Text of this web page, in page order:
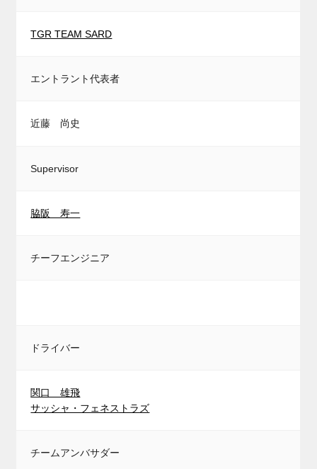
TGR TEAM SARD
エントラント代表者
近藤 尚史
Supervisor
脇阪 寿一
チーフエンジニア
ドライバー
関口 雄飛
サッシャ・フェネストラズ
チームアンバサダー